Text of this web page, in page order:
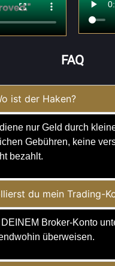
FAQ
ist der Haken?
nur Geld durch
Gebühren, keine
bezahlt.
du mein Trading-
Broker-Konto
überweisen.